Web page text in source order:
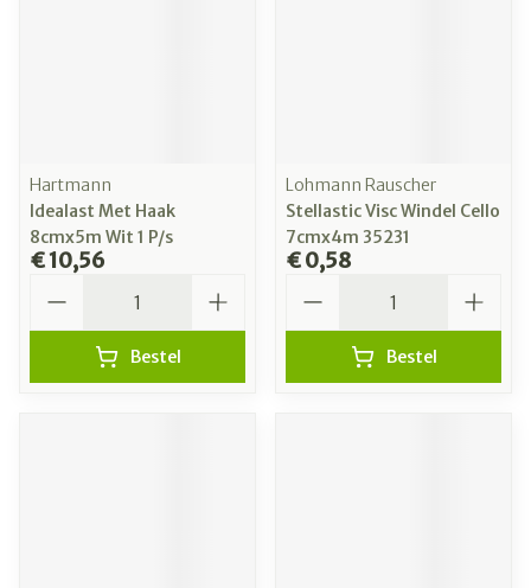
Hartmann
Idealast Met Haak
8cmx5m Wit 1 P/s
€ 10,56
Bestel
Lohmann Rauscher
Stellastic Visc Windel Cello
7cmx4m 35231
€ 0,58
Bestel